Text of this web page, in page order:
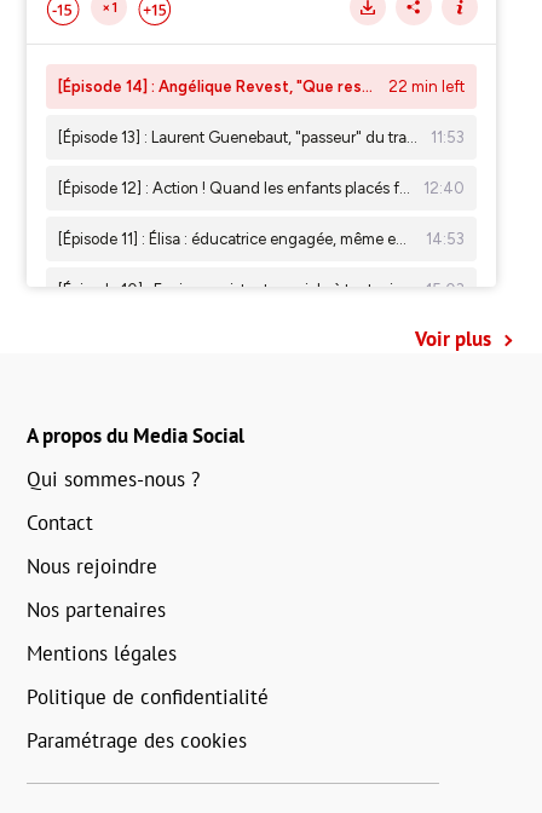
Voir plus
A propos du Media Social
Qui sommes-nous ?
Contact
Nous rejoindre
Nos partenaires
Mentions légales
Politique de confidentialité
Paramétrage des cookies